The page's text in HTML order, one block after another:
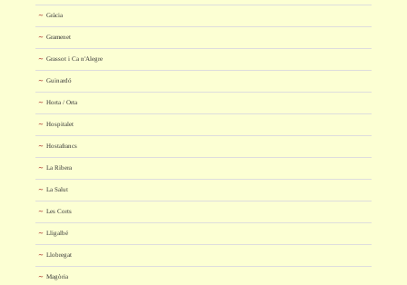
Gràcia
Gramenet
Grassot i Ca n'Alegre
Guinardó
Horta / Orta
Hospitalet
Hostafrancs
La Ribera
La Salut
Les Corts
Lligalbé
Llobregat
Magòria